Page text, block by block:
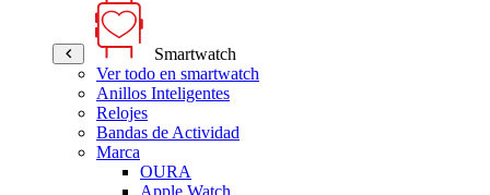
Smartwatch
Ver todo en smartwatch
Anillos Inteligentes
Relojes
Bandas de Actividad
Marca
OURA
Apple Watch